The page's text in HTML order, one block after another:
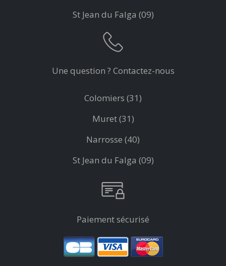
St Jean du Falga (09)
Une question ? Contactez-nous
Colomiers (31)
Muret (31)
Narrosse (40)
St Jean du Falga (09)
Paiement sécurisé